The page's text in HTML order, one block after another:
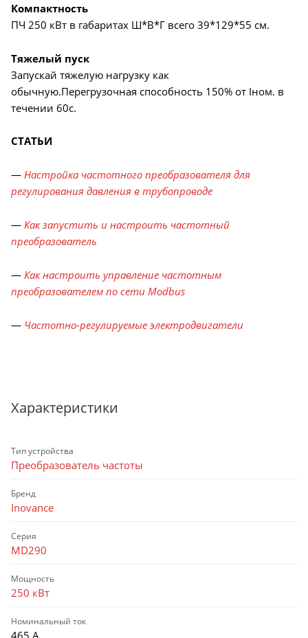
Компактность
ПЧ 250 кВт в габаритах Ш*В*Г всего 39*129*55 см.
Тяжелый пуск
Запускай тяжелую нагрузку как
обычную.Перегрузочная способность 150% от Iном. в
течении 60с.
СТАТЬИ
— Настройка частотного преобразователя для
регулирования давления в трубопроводе
— Как запустить и настроить частотный
преобразователь
— Как настроить управление частотным
преобразователем по сети Modbus
— Частотно-регулируемые электродвигатели
Характеристики
Тип устройства
Преобразователь частоты
Бренд
Inovance
Серия
MD290
Мощность
250 кВт
Номинальный ток
465 А